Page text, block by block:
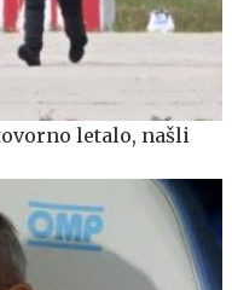
letalo, našli